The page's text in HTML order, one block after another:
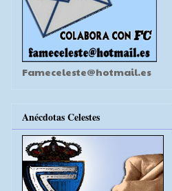
Fameceleste@hotmail.es
Anécdotas Celestes